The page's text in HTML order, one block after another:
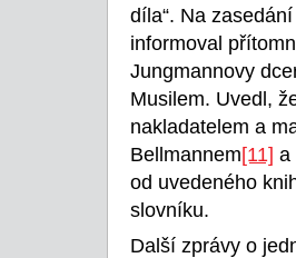
díla“. Na
informoval
Jungmannovy
Musilem. Uvedl,
nakladatelem a
Bellmannem[11] a
od uvedeného
slovníku.
Další zprávy o